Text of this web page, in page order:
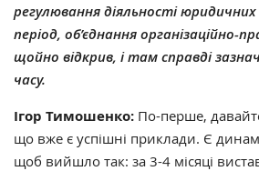
регулювання діяльності юридичних
період, об’єднання організаційно-
щойно відкрив, і там справді
часу.
Ігор Тимошенко: По-перше,
що вже є успішні приклади. Є
щоб вийшло так: за 3-4 місяці